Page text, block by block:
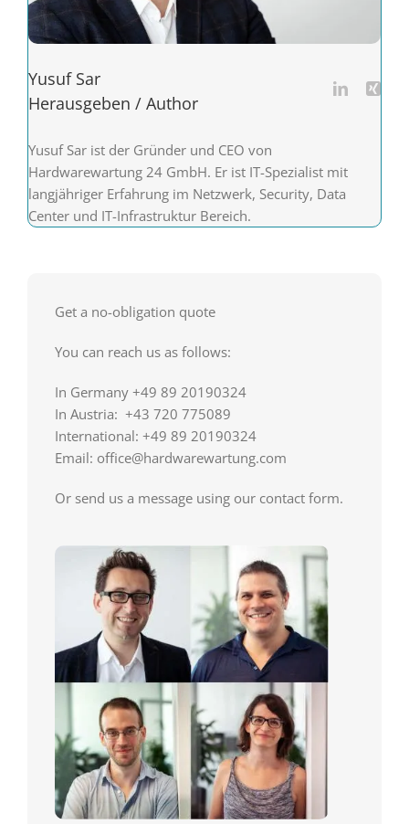
Yusuf Sar
Herausgeben / Author
Yusuf Sar ist der Gründer und CEO von
Hardwarewartung 24 GmbH. Er ist IT-Spezialist mit
langjähriger Erfahrung im Netzwerk, Security, Data
Center und IT-Infrastruktur Bereich.
Get a no-obligation quote
You can reach us as follows:
In Germany +49 89 20190324
In Austria: +43 720 775089
International: +49 89 20190324
Email: office@hardwarewartung.com
Or send us a message using our contact form.